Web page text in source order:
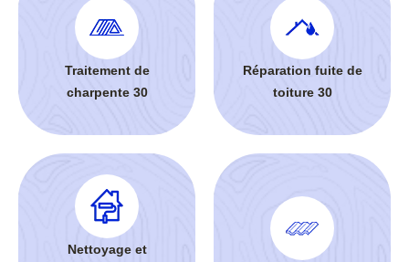
Traitement de
charpente 30
Réparation fuite de
toiture 30
Nettoyage et